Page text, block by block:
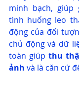
minh bạch, giúp
tình huống leo
động của đối
chủ động và dữ
toàn giúp thu
ảnh và là căn cứ